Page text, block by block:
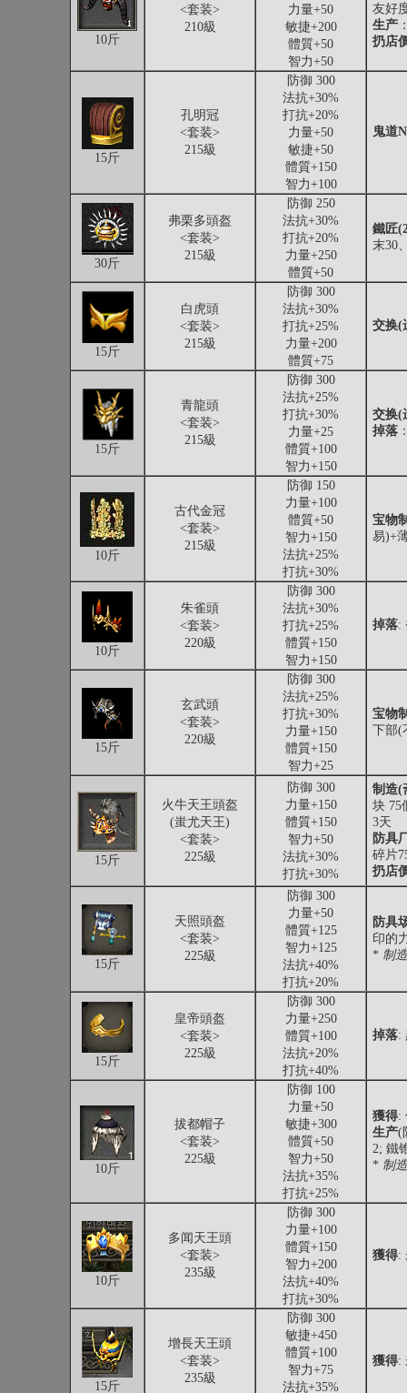
10斤
<套装>
210級
力量+50
敏捷+200
體質+50
智力+50
友好
生产
扔店
15斤
孔明冠
<套装>
215級
防御 300
法抗+30%
打抗+20%
力量+50
敏捷+50
體質+150
智力+100
鬼道
30斤
弗栗多頭盔
<套装>
215級
防御 250
法抗+30%
打抗+20%
力量+250
體質+50
鐵匠
末30
15斤
白虎頭
<套装>
215級
防御 300
法抗+30%
打抗+25%
力量+200
體質+75
交换(
15斤
青龍頭
<套装>
215級
防御 300
法抗+25%
打抗+30%
力量+25
體質+100
智力+150
交换(
掉落
10斤
古代金冠
<套装>
215級
防御 150
力量+100
體質+50
智力+150
法抗+25%
打抗+30%
宝物
易)+
10斤
朱雀頭
<套装>
220級
防御 300
法抗+30%
打抗+25%
體質+150
智力+150
掉落:
15斤
玄武頭
<套装>
220級
防御 300
法抗+25%
打抗+30%
力量+150
體質+150
智力+25
宝物
下部(
15斤
火牛天王頭盔
(蚩尤天王)
<套装>
225級
防御 300
力量+150
體質+150
智力+50
法抗+30%
打抗+30%
制造(
块 75
3天
防具
碎片
扔店
15斤
天照頭盔
<套装>
225級
防御 300
力量+50
體質+125
智力+125
法抗+40%
打抗+20%
防具
印的
* 制
15斤
皇帝頭盔
<套装>
225級
防御 300
力量+250
體質+100
法抗+20%
打抗+40%
掉落:
10斤
拔都帽子
<套装>
225級
防御 100
力量+50
敏捷+300
體質+50
智力+50
法抗+35%
打抗+25%
獲得:
生产(
2; 鐵
* 制
10斤
多闻天王頭
<套装>
235級
防御 300
力量+100
體質+150
智力+200
法抗+40%
打抗+30%
獲得:
15斤
增長天王頭
<套装>
235級
防御 300
敏捷+450
體質+100
智力+75
法抗+35%
獲得: